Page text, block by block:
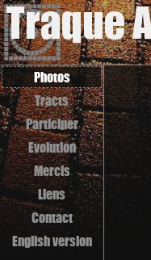
Photos
Tracts
Participer
Evolution
Mercis
Liens
Contact
English version